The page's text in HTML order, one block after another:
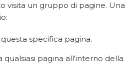
visita un gruppo di pagine. Una
specifica pagina.
pagina all'interno della